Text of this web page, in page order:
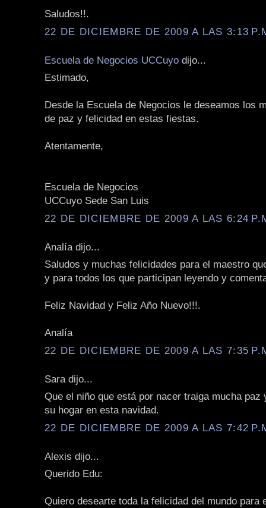
Saludos!!.
22 DE DICIEMBRE DE 2009 A LAS 3:13
Escuela de Negocios UCCuyo dijo...
Estimado,
Desde la Escuela de Negocios le deseamos los
de paz y felicidad en estas fiestas.
Atentamente,
Escuela de Negocios
UCCuyo Sede San Luis
22 DE DICIEMBRE DE 2009 A LAS 6:24
Analía dijo...
Saludos y muchas felicidades para el maestro
y para todos los que participan leyendo y
Feliz Navidad y Feliz Año Nuevo!!!.
Analía
22 DE DICIEMBRE DE 2009 A LAS 7:35
Sara dijo...
Que el niño que está por nacer traiga mucha paz
su hogar en esta navidad.
22 DE DICIEMBRE DE 2009 A LAS 7:42
Alexis dijo...
Querido Edu:
Quiero desearte toda la felicidad del mundo para